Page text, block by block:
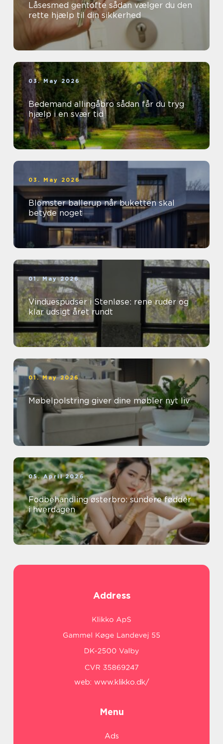
Låsesmed gentofte sådan vælger du den
rette hjælp til din sikkerhed
03. May 2026
Bedemand allingåbro sådan får du tryg
hjælp i en svær tid
03. May 2026
Blomster ballerup når buketten skal
betyde noget
01. May 2026
Vinduespudser i Stenløse: rene ruder og
klar udsigt året rundt
01. May 2026
Møbelpolstring giver dine møbler nyt liv
05. April 2026
Fodbehandling østerbro: sundere fødder
i hverdagen
Address
web: www.klikko.dk/
Menu
Ads